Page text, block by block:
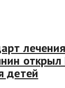
открыл
детей